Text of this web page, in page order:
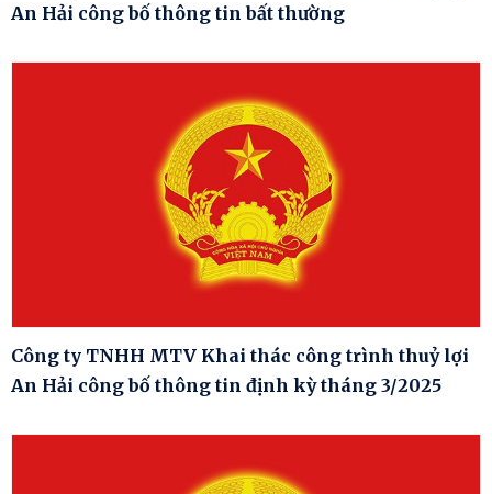
An Hải công bố thông tin bất thường
Công ty TNHH MTV Khai thác công trình thuỷ lợi
An Hải công bố thông tin định kỳ tháng 3/2025